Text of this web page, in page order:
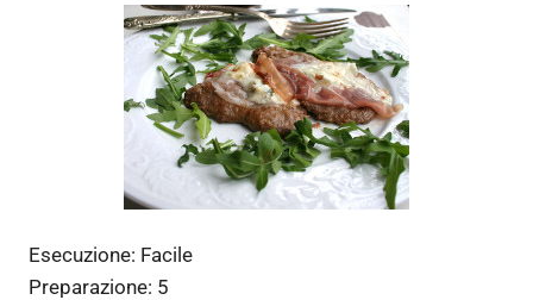
Esecuzione: Facile
Preparazione: 5